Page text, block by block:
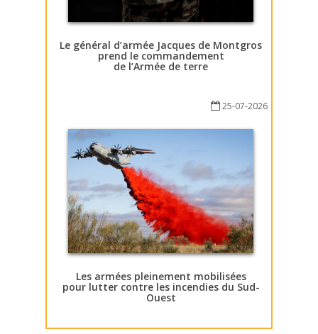
Le général d’armée Jacques de Montgros
prend le commandement
de l’Armée de terre
25-07-2026
Les armées pleinement mobilisées
pour lutter contre les incendies du Sud-
Ouest